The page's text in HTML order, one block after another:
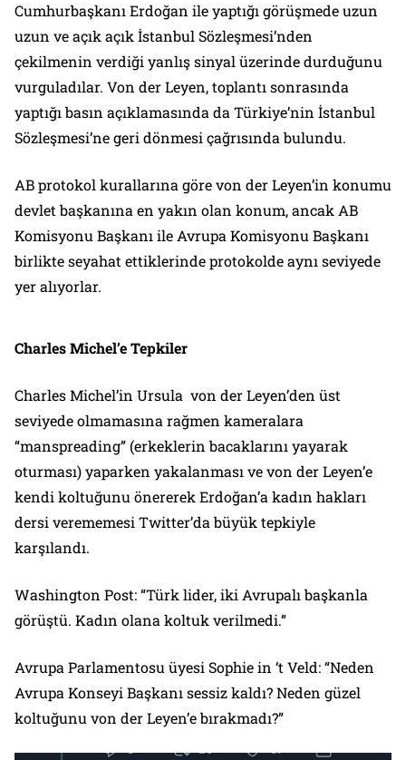
Cumhurbaşkanı Erdoğan ile yaptığı görüşmede uzun
uzun ve açık açık İstanbul Sözleşmesi’nden
çekilmenin verdiği yanlış sinyal üzerinde durduğunu
vurguladılar. Von der Leyen, toplantı sonrasında
yaptığı basın açıklamasında da Türkiye’nin İstanbul
Sözleşmesi’ne geri dönmesi çağrısında bulundu.
AB protokol kurallarına göre von der Leyen’in konumu
devlet başkanına en yakın olan konum, ancak AB
Komisyonu Başkanı ile Avrupa Komisyonu Başkanı
birlikte seyahat ettiklerinde protokolde aynı seviyede
yer alıyorlar.
Charles Michel’e Tepkiler
Charles Michel’in Ursula von der Leyen’den üst
seviyede olmamasına rağmen kameralara
“manspreading” (erkeklerin bacaklarını yayarak
oturması) yaparken yakalanması ve von der Leyen’e
kendi koltuğunu önererek Erdoğan’a kadın hakları
dersi verememesi Twitter’da büyük tepkiyle
karşılandı.
Washington Post: “Türk lider, iki Avrupalı başkanla
görüştü. Kadın olana koltuk verilmedi.”
Avrupa Parlamentosu üyesi Sophie in ‘t Veld: “Neden
Avrupa Konseyi Başkanı sessiz kaldı? Neden güzel
koltuğunu von der Leyen’e bırakmadı?”